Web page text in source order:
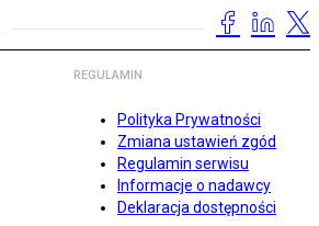
REGULAMIN
Polityka Prywatności
Zmiana ustawień zgód
Regulamin serwisu
Informacje o nadawcy
Deklaracja dostępności